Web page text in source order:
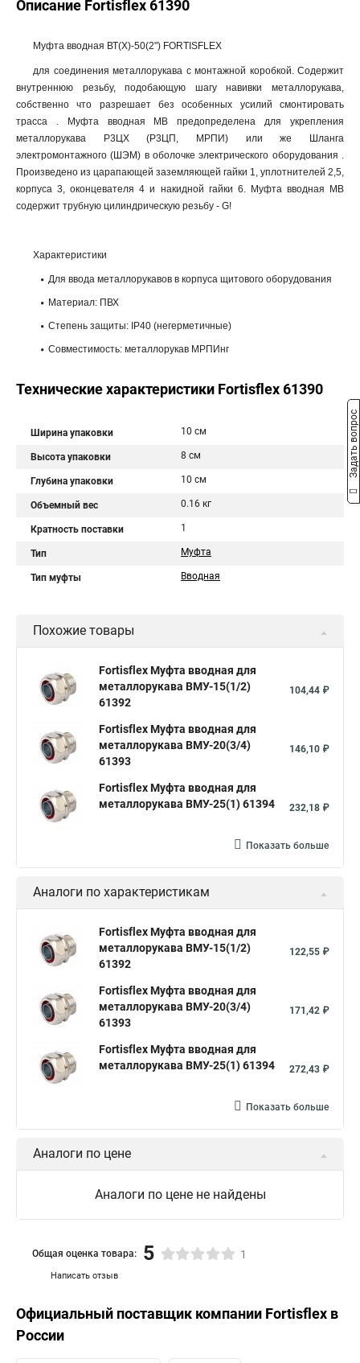
Описание Fortisflex 61390
Муфта вводная ВТ(Х)-50(2") FORTISFLEX
для соединения металлорукава с монтажной коробкой. Содержит
внутреннюю резьбу, подобающую шагу навивки металлорукава,
собственно что разрешает без особенных усилий смонтировать
трасса . Муфта вводная МВ предопределена для укрепления
металлорукава Р3ЦХ (Р3ЦП, МРПИ) или же Шланга
электромонтажного (ШЭМ) в оболочке электрического оборудования .
Произведено из царапающей заземляющей гайки 1, уплотнителей 2,5,
корпуса 3, оконцевателя 4 и накидной гайки 6. Муфта вводная МВ
содержит трубную цилиндрическую резьбу - G!
Характеристики
Для ввода металлорукавов в корпуса щитового оборудования
Материал: ПВХ
Степень защиты: IP40 (негерметичные)
Совместимость: металлорукав МРПИнг
Технические характеристики Fortisflex 61390
Ширина упаковки 10 см
Высота упаковки 8 см
Глубина упаковки 10 см
Объемный вес 0.16 кг
Кратность поставки 1
Тип Муфта
Тип муфты Вводная
Похожие товары
Fortisflex Муфта вводная для
металлорукава ВМУ-15(1/2)
61392
104,44 ₽
Fortisflex Муфта вводная для
металлорукава ВМУ-20(3/4)
61393
146,10 ₽
Fortisflex Муфта вводная для
металлорукава ВМУ-25(1) 61394
232,18 ₽
Показать больше
Аналоги по характеристикам
Fortisflex Муфта вводная для
металлорукава ВМУ-15(1/2)
61392
122,55 ₽
Fortisflex Муфта вводная для
металлорукава ВМУ-20(3/4)
61393
171,42 ₽
Fortisflex Муфта вводная для
металлорукава ВМУ-25(1) 61394
272,43 ₽
Показать больше
Аналоги по цене
Аналоги по цене не найдены
Написать отзыв
Общая оценка товара: 5 1
Официальный поставщик компании Fortisflex в
России
Задать вопрос